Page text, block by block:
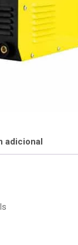
adicional